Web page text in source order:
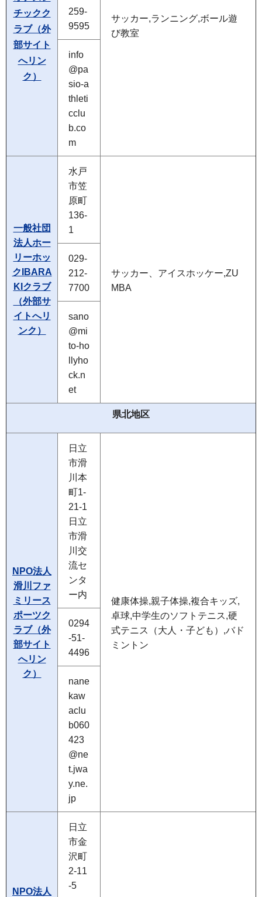
チックク
ラブ（外
部サイト
へリン
ク）
サッカー,ランニング,ボール遊
び教室
259-
9595
info
@pa
sio-a
thleti
cclu
b.co
m
一般社団
法人ホー
リーホッ
クIBARA
KIクラブ
（外部サ
イトへリ
ンク）
水戸
市笠
原町
136-
1
サッカー、アイスホッケー,ZU
MBA
029-
212-
7700
sano
@mi
to-ho
llyho
ck.n
et
県北地区
NPO法人
滑川ファ
ミリース
ポーツク
ラブ（外
部サイト
へリン
ク）
日立
市滑
川本
町1-
21-1
日立
市滑
川交
流セ
ンタ
ー内
健康体操,親子体操,複合キッズ,
卓球,中学生のソフトテニス,硬
式テニス（大人・子ども）,バド
ミントン
0294
-51-
4496
nane
kaw
aclu
b060
423
@ne
t.jwa
y.ne.
jp
NPO法人
日立
市金
沢町
2-11
-5